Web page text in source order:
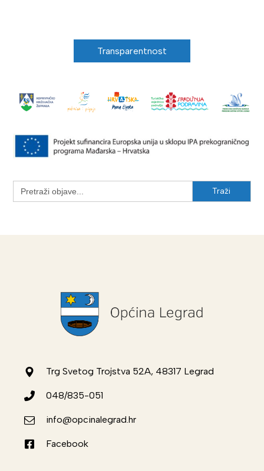
Transparentnost
Search
for:
Trg Svetog Trojstva 52A, 48317 Legrad
048/835-051
info@opcinalegrad.hr
Facebook